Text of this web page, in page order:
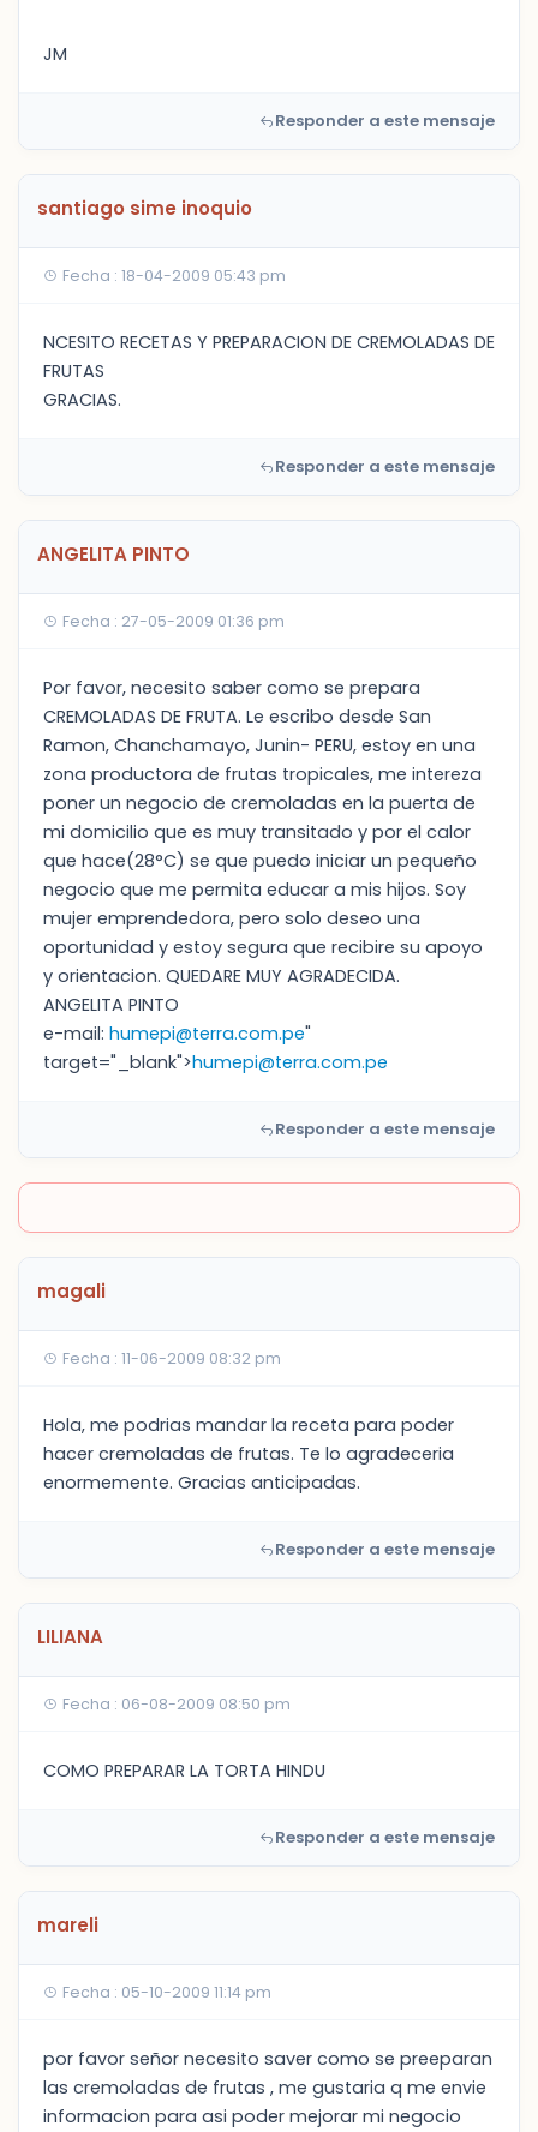
JM
Responder a este mensaje
santiago sime inoquio
Fecha : 18-04-2009 05:43 pm
NCESITO RECETAS Y PREPARACION DE CREMOLADAS DE
FRUTAS
GRACIAS.
Responder a este mensaje
ANGELITA PINTO
Fecha : 27-05-2009 01:36 pm
Por favor, necesito saber como se prepara
CREMOLADAS DE FRUTA. Le escribo desde San
Ramon, Chanchamayo, Junin- PERU, estoy en una
zona productora de frutas tropicales, me intereza
poner un negocio de cremoladas en la puerta de
mi domicilio que es muy transitado y por el calor
que hace(28°C) se que puedo iniciar un pequeño
negocio que me permita educar a mis hijos. Soy
mujer emprendedora, pero solo deseo una
oportunidad y estoy segura que recibire su apoyo
y orientacion. QUEDARE MUY AGRADECIDA.
ANGELITA PINTO
e-mail: humepi@terra.com.pe"
target="_blank">humepi@terra.com.pe
Responder a este mensaje
magali
Fecha : 11-06-2009 08:32 pm
Hola, me podrias mandar la receta para poder
hacer cremoladas de frutas. Te lo agradeceria
enormemente. Gracias anticipadas.
Responder a este mensaje
LILIANA
Fecha : 06-08-2009 08:50 pm
COMO PREPARAR LA TORTA HINDU
Responder a este mensaje
mareli
Fecha : 05-10-2009 11:14 pm
por favor señor necesito saver como se preeparan
las cremoladas de frutas , me gustaria q me envie
informacion para asi poder mejorar mi negocio